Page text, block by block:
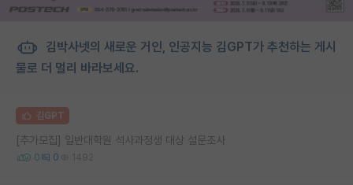
김박사넷의 새로운 거인, 인공지능 김GPT가 추천하는 게시
물로 더 멀리 바라보세요.
김GPT
[추가모집] 일반대학원 석사과정생 대상 설문조사
0 0 1492